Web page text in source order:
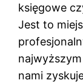
księgowe
Jest to
nami